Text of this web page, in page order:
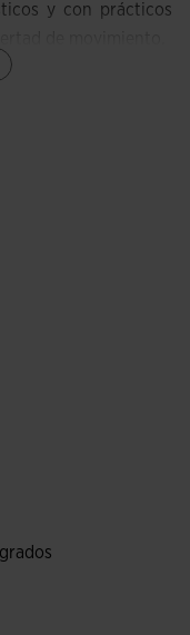
y con prácticos
Incorpora
como el móvil,
de toda la cintura,
con mesh ligero y
presenta uno con
del bajo aumentan la
la libertad de
en la piel y
con punto ultra
los movimientos.